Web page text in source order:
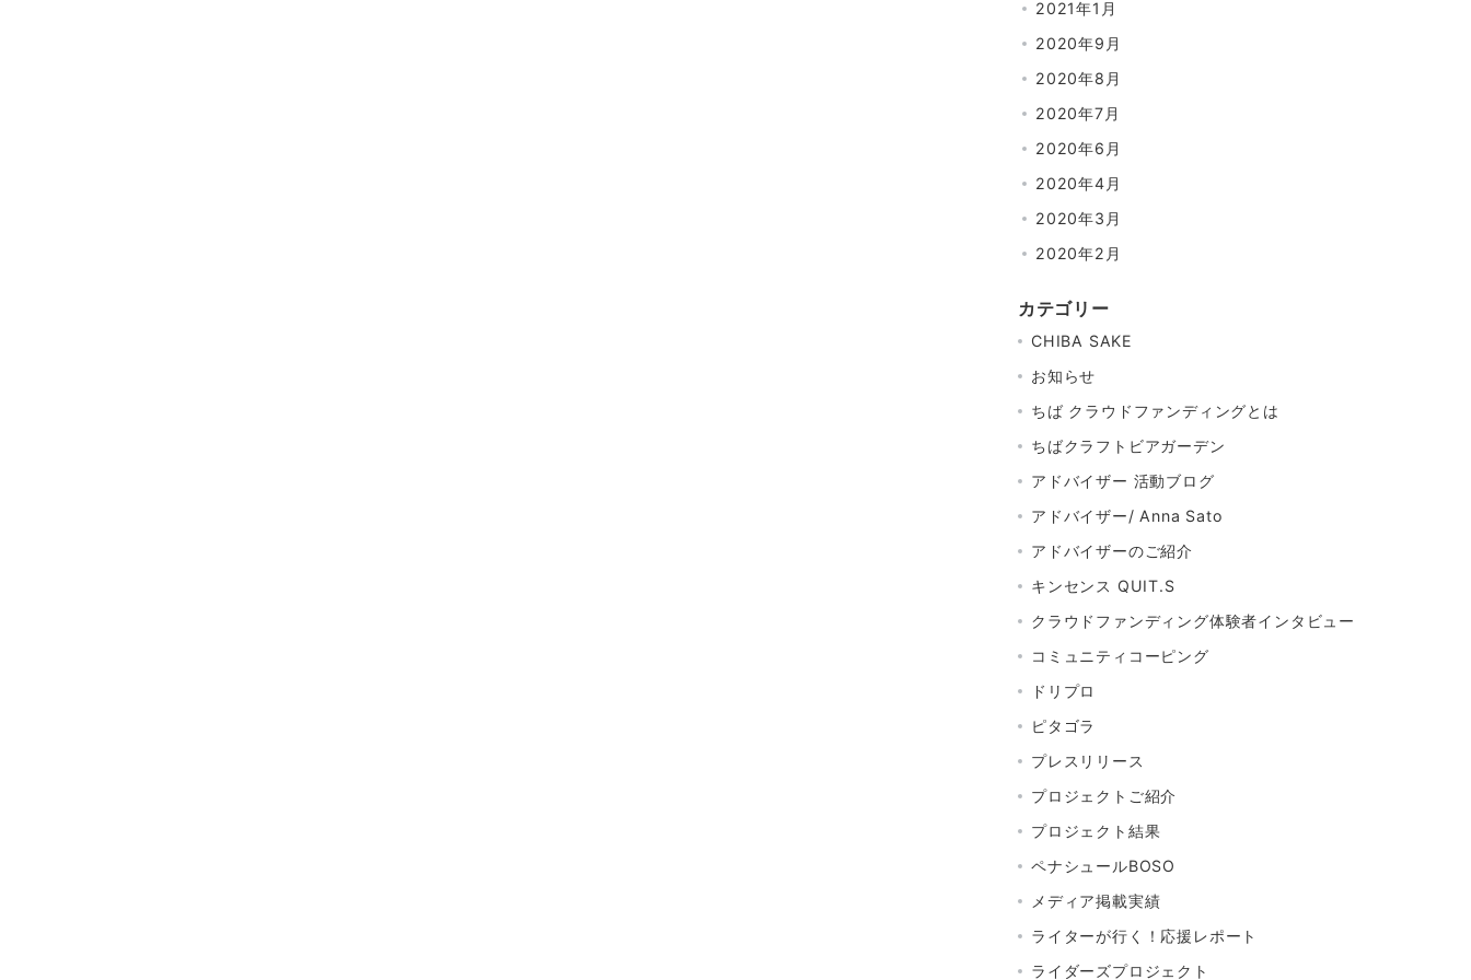
2021年1月
2020年9月
2020年8月
2020年7月
2020年6月
2020年4月
2020年3月
2020年2月
カテゴリー
CHIBA SAKE
お知らせ
ちば クラウドファンディングとは
ちばクラフトビアガーデン
アドバイザー 活動ブログ
アドバイザー/ Anna Sato
アドバイザーのご紹介
キンセンス QUIT.S
クラウドファンディング体験者インタビュー
コミュニティコーピング
ドリプロ
ピタゴラ
プレスリリース
プロジェクトご紹介
プロジェクト結果
ペナシュールBOSO
メディア掲載実績
ライターが行く！応援レポート
ライダーズプロジェクト